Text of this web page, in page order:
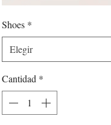
Shoes *
Elegir
Cantidad *